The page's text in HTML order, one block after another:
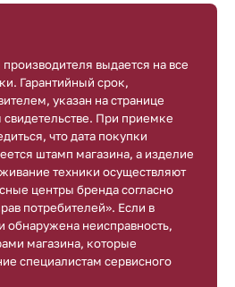
выдается на все
Гарантийный срок,
указан на странице
свидетельстве. При приемке
что дата покупки
штамп магазина, а изделие
техники осуществляют
центры бренда согласно
потребителей». Если в
обнаружена неисправность,
магазина, которые
специалистам сервисного